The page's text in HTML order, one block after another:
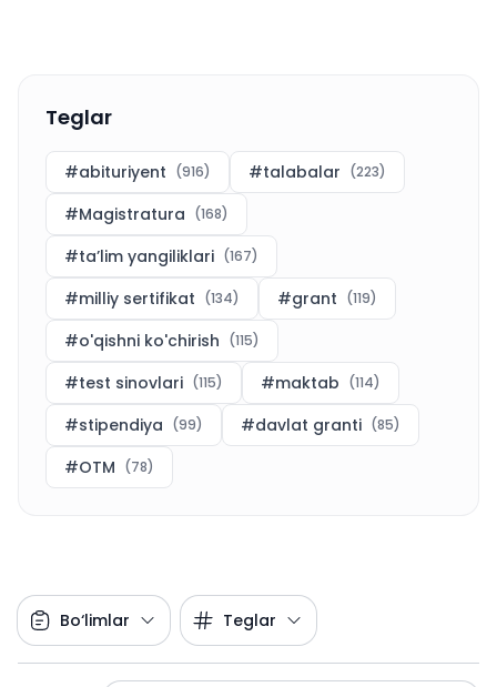
Teglar
#abituriyent (916) #talabalar (223)
#Magistratura (168)
#ta’lim yangiliklari (167)
#milliy sertifikat (134) #grant (119)
#o'qishni ko'chirish (115)
#test sinovlari (115) #maktab (114)
#stipendiya (99) #davlat granti (85)
#OTM (78)
Bo‘limlar Teglar